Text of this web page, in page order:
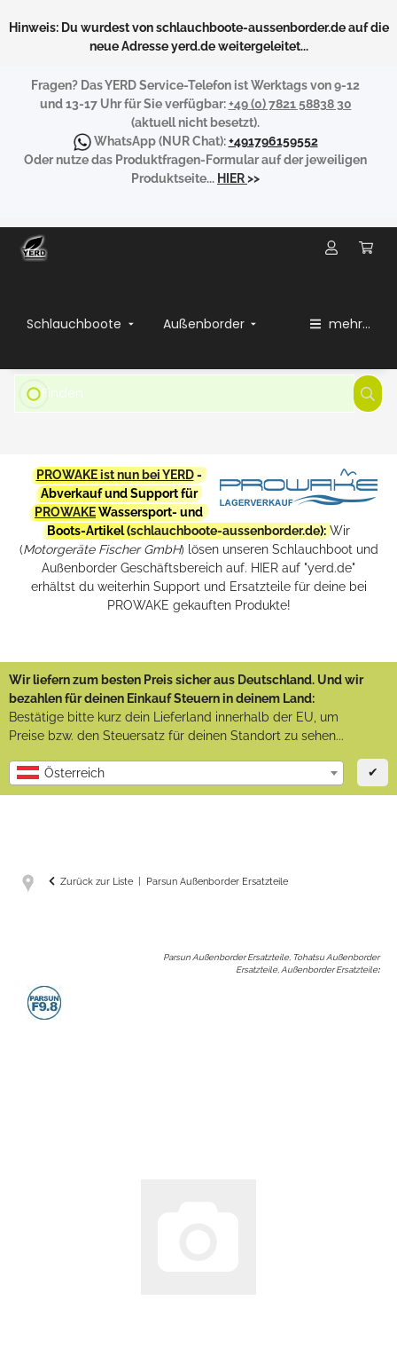
Hinweis: Du wurdest von schlauchboote-aussenborder.de auf die
neue Adresse yerd.de weitergeleitet...
Fragen? Das YERD Service-Telefon ist Werktags von 9-12
und 13-17 Uhr für Sie verfügbar:+49 (0) 7821 58838 30
(aktuell nicht besetzt).
WhatsApp(NUR Chat):+491796159552
Oder nutze das Produktfragen-Formular auf der jeweiligen
Produktseite... HIER>>
Schlauchboote Außenborder mehr...
PROWAKE ist nun bei YERD-
Abverkauf und Support für
PROWAKEWassersport- und
Boots-Artikel (schlauchboote-aussenborder.de): Wir
(Motorgeräte Fischer GmbH) lösen unseren Schlauchboot und
Außenborder Geschäftsbereich auf. HIER auf "yerd.de"
erhältst du weiterhin Support und Ersatzteile für deine bei
PROWAKE gekauften Produkte!
Wir liefern zum besten Preis sicher aus Deutschland. Und wir
bezahlen für deinen Einkauf Steuern in deinem Land:
Bestätige bitte kurz dein Lieferland innerhalb der EU, um
Preise bzw. den Steuersatz für deinen Standort zu sehen...
Österreich ✔
Zurück zur Liste Parsun Außenborder Ersatzteile
Parsun Außenborder Ersatzteile, Tohatsu Außenborder
Ersatzteile, Außenborder Ersatzteile: